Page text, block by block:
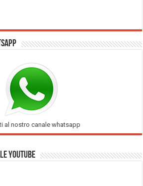
al nostro canale whatsapp
Youtube